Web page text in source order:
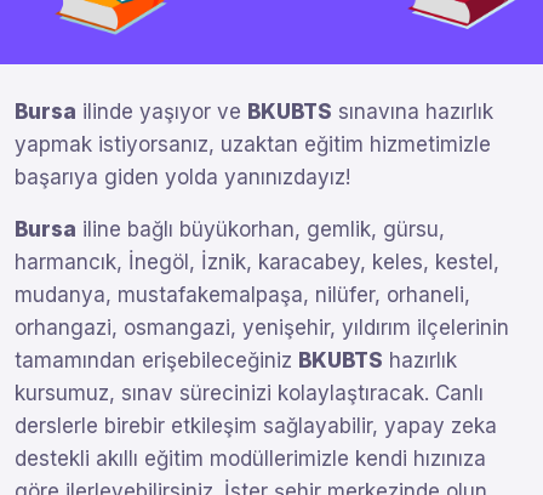
Bursa ilinde yaşıyor ve BKUBTS sınavına hazırlık
yapmak istiyorsanız, uzaktan eğitim hizmetimizle
başarıya giden yolda yanınızdayız!
Bursa iline bağlı büyükorhan, gemlik, gürsu,
harmancık, İnegöl, İznik, karacabey, keles, kestel,
mudanya, mustafakemalpaşa, nilüfer, orhaneli,
orhangazi, osmangazi, yenişehir, yıldırım ilçelerinin
tamamından erişebileceğiniz BKUBTS hazırlık
kursumuz, sınav sürecinizi kolaylaştıracak. Canlı
derslerle birebir etkileşim sağlayabilir, yapay zeka
destekli akıllı eğitim modüllerimizle kendi hızınıza